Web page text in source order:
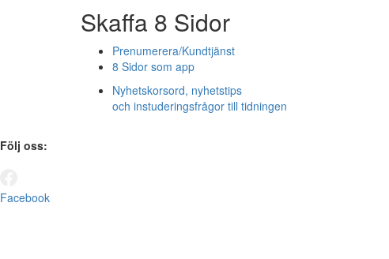
Skaffa 8 Sidor
Prenumerera/Kundtjänst
8 Sidor som app
Nyhetskorsord, nyhetstips
och instuderingsfrågor till tidningen
Följ oss:
Facebook